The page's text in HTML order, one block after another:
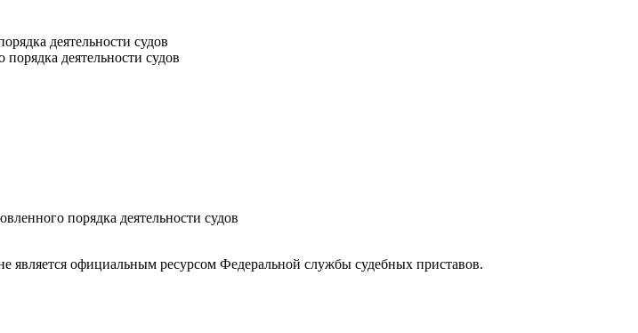
деятельности судов
деятельности судов
порядка деятельности судов
является официальным ресурсом Федеральной службы судебных приставов.